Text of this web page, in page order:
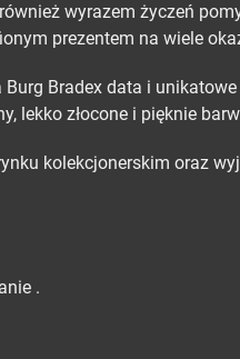
wyrazem życzeń
prezentem na wiele
Burg Bradex data i
lekko złocone i pięknie
kolekcjonerskim oraz
.